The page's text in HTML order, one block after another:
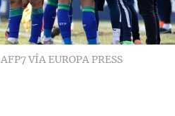
AFP7 VÍA EUROPA PRESS